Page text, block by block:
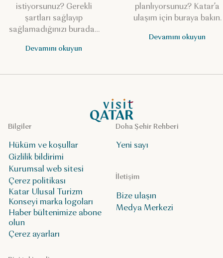
istiyorsunuz? Gerekli
şartları sağlayıp
sağlamadığınızı buradan
Devamını okuyun
planlıyorsunuz? Katar’a
ulaşım için buraya bakın.
Devamını okuyun
VisitQatar Ana Sayfası
Doha Şehir Rehberi
Yeni sayı
İletişim
Bize ulaşın
Medya Merkezi
Bilgiler
Hüküm ve koşullar
Gizlilik bildirimi
Kurumsal web sitesi
Çerez politikası
Katar Ulusal Turizm
Konseyi marka logoları
Haber bültenimize abone
olun
Çerez ayarları